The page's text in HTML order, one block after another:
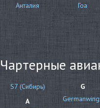
Анталия
Гоа
Чартерные
S7 (Сибирь)
A
G